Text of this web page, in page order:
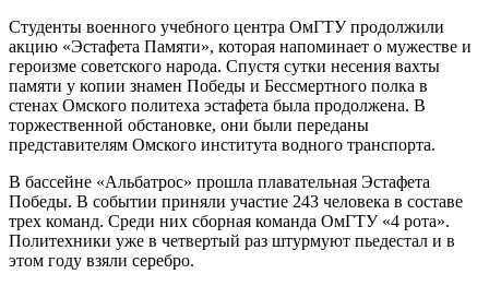
Студенты военного учебного центра ОмГТУ продолжили
акцию «Эстафета Памяти», которая напоминает о мужестве и
героизме советского народа. Спустя сутки несения вахты
памяти у копии знамен Победы и Бессмертного полка в
стенах Омского политеха эстафета была продолжена. В
торжественной обстановке, они были переданы
представителям Омского института водного транспорта.
В бассейне «Альбатрос» прошла плавательная Эстафета
Победы. В событии приняли участие 243 человека в составе
трех команд. Среди них сборная команда ОмГТУ «4 рота».
Политехники уже в четвертый раз штурмуют пьедестал и в
этом году взяли серебро.